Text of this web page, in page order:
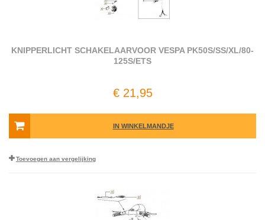
KNIPPERLICHT SCHAKELAARVOOR VESPA PK50S/​SS/​XL/​80-
125S/​ETS
€ 21,95
IN WINKELMANDJE
Toevoegen aan vergelijking